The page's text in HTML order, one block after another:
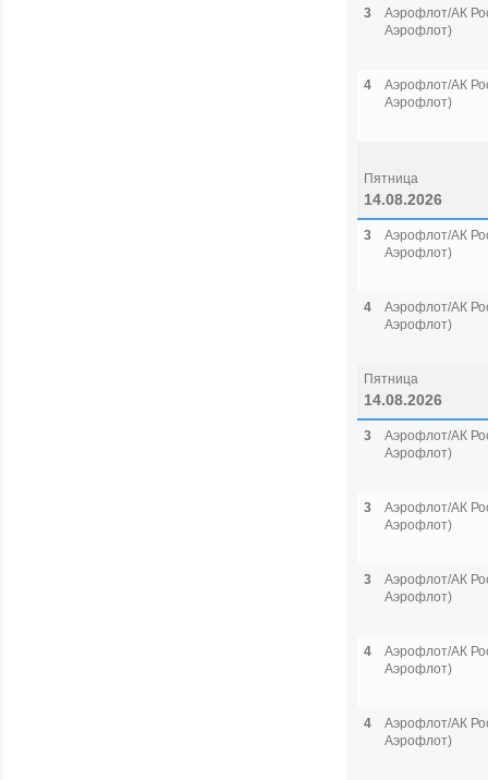
3
Аэрофлот/АК
Аэрофлот)
4
Аэрофлот/АК
Аэрофлот)
Пятница
14.08.2026
3
Аэрофлот/АК
Аэрофлот)
4
Аэрофлот/АК
Аэрофлот)
Пятница
14.08.2026
3
Аэрофлот/АК
Аэрофлот)
3
Аэрофлот/АК
Аэрофлот)
3
Аэрофлот/АК
Аэрофлот)
4
Аэрофлот/АК
Аэрофлот)
4
Аэрофлот/АК
Аэрофлот)